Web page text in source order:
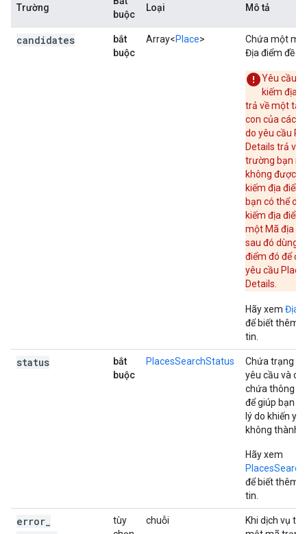
Trường
buộc
Loại Mô tả
candidates
bắt
buộc
Array<Place>
Chứa một
Địa điểm đề
Yêu cầu
kiếm địa
trả về một
con của các
do yêu cầu
Details trả về.
trường bạn
không được
kiếm địa điểm
bạn có thể
kiếm địa điểm
một Mã địa
sau đó dùng
điểm đó để
yêu cầu Place
Details.
Hãy xem Địa
để biết thêm
tin.
status
bắt
buộc
PlacesSearchStatus
Chứa trạng
yêu cầu và có
chứa thông
để giúp bạn
lý do khiến
không thành
Hãy xem
để biết thêm
tin.
error
tùy
chuỗi
Khi dịch vụ trả